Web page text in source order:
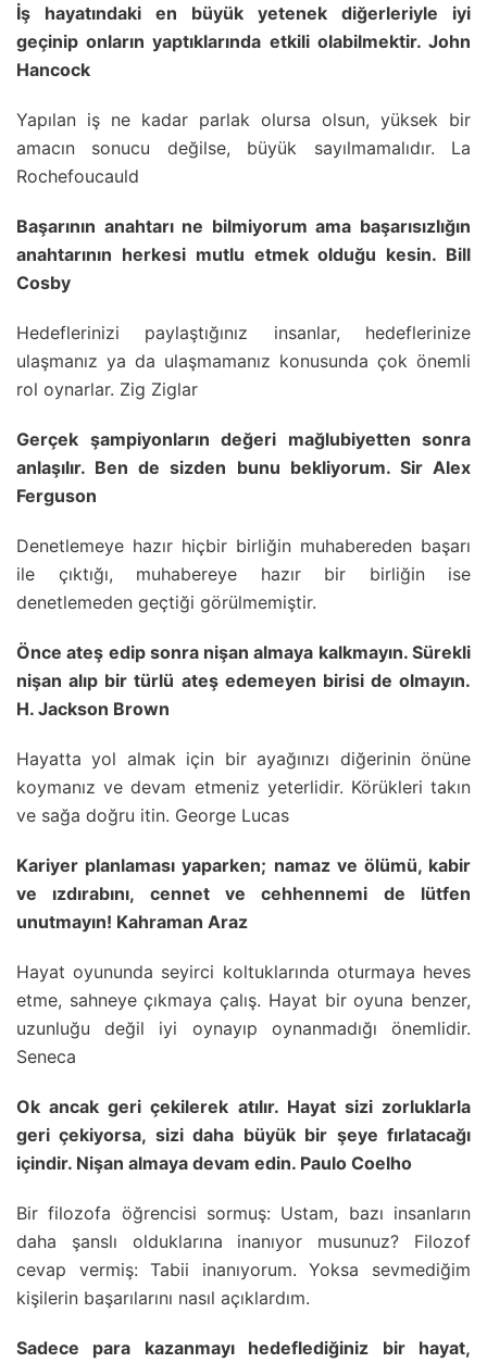
İş hayatındaki en büyük yetenek diğerleriyle iyi
geçinip onların yaptıklarında etkili olabilmektir. John
Hancock
Yapılan iş ne kadar parlak olursa olsun, yüksek bir
amacın sonucu değilse, büyük sayılmamalıdır. La
Rochefoucauld
Başarının anahtarı ne bilmiyorum ama başarısızlığın
anahtarının herkesi mutlu etmek olduğu kesin. Bill
Cosby
Hedeflerinizi paylaştığınız insanlar, hedeflerinize
ulaşmanız ya da ulaşmamanız konusunda çok önemli
rol oynarlar. Zig Ziglar
Gerçek şampiyonların değeri mağlubiyetten sonra
anlaşılır. Ben de sizden bunu bekliyorum. Sir Alex
Ferguson
Denetlemeye hazır hiçbir birliğin muhabereden başarı
ile çıktığı, muhabereye hazır bir birliğin ise
denetlemeden geçtiği görülmemiştir.
Önce ateş edip sonra nişan almaya kalkmayın. Sürekli
nişan alıp bir türlü ateş edemeyen birisi de olmayın.
H. Jackson Brown
Hayatta yol almak için bir ayağınızı diğerinin önüne
koymanız ve devam etmeniz yeterlidir. Körükleri takın
ve sağa doğru itin. George Lucas
Kariyer planlaması yaparken; namaz ve ölümü, kabir
ve ızdırabını, cennet ve cehhennemi de lütfen
unutmayın! Kahraman Araz
Hayat oyununda seyirci koltuklarında oturmaya heves
etme, sahneye çıkmaya çalış. Hayat bir oyuna benzer,
uzunluğu değil iyi oynayıp oynanmadığı önemlidir.
Seneca
Ok ancak geri çekilerek atılır. Hayat sizi zorluklarla
geri çekiyorsa, sizi daha büyük bir şeye fırlatacağı
içindir. Nişan almaya devam edin. Paulo Coelho
Bir filozofa öğrencisi sormuş: Ustam, bazı insanların
daha şanslı olduklarına inanıyor musunuz? Filozof
cevap vermiş: Tabii inanıyorum. Yoksa sevmediğim
kişilerin başarılarını nasıl açıklardım.
Sadece para kazanmayı hedeflediğiniz bir hayat,